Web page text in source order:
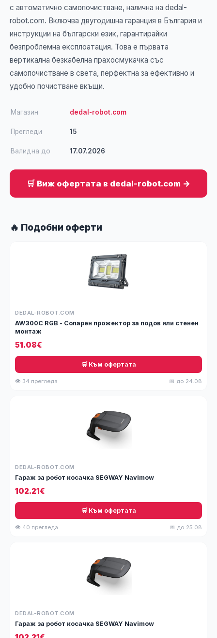
с автоматично самопочистване, налична на dedal-
robot.com. Включва двугодишна гаранция в България и
инструкции на български език, гарантирайки
безпроблемна експлоатация. Това е първата
вертикална безкабелна прахосмукачка със
самопочистване в света, перфектна за ефективно и
удобно почистване вкъщи.
Магазин dedal-robot.com
Прегледи 15
Валидна до 17.07.2026
🛒 Виж офертата в dedal-robot.com →
🔥 Подобни оферти
DEDAL-ROBOT.COM
AW300C RGB - Соларен прожектор за подов или стенен
монтаж
51.08€
🛒 Към офертата
👁 34 прегледа 📅 до 24.08
DEDAL-ROBOT.COM
Гараж за робот косачка SEGWAY Navimow
102.21€
🛒 Към офертата
👁 40 прегледа 📅 до 25.08
DEDAL-ROBOT.COM
Гараж за робот косачка SEGWAY Navimow